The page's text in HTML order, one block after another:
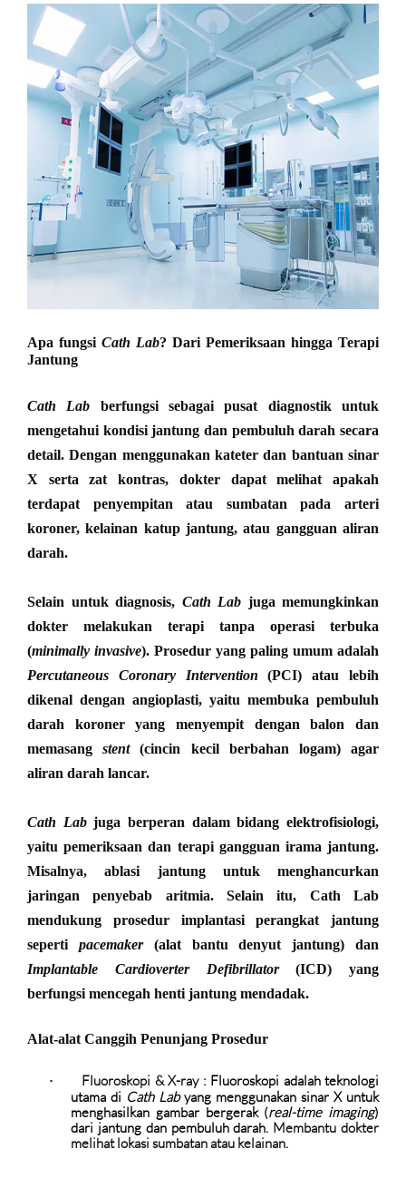
Apa fungsi Cath Lab? Dari Pemeriksaan hingga Terapi
Jantung
Cath Lab berfungsi sebagai pusat diagnostik untuk
mengetahui kondisi jantung dan pembuluh darah secara
detail. Dengan menggunakan kateter dan bantuan sinar
X serta zat kontras, dokter dapat melihat apakah
terdapat penyempitan atau sumbatan pada arteri
koroner, kelainan katup jantung, atau gangguan aliran
darah.
Selain untuk diagnosis, Cath Lab juga memungkinkan
dokter melakukan terapi tanpa operasi terbuka
(minimally invasive). Prosedur yang paling umum adalah
Percutaneous Coronary Intervention (PCI) atau lebih
dikenal dengan angioplasti, yaitu membuka pembuluh
darah koroner yang menyempit dengan balon dan
memasangstent(cincin kecil berbahan logam) agar
aliran darah lancar.
Cath Labjuga berperan dalam bidang elektrofisiologi,
yaitu pemeriksaan dan terapi gangguan irama jantung.
Misalnya, ablasi jantung untuk menghancurkan
jaringan penyebab aritmia. Selain itu, Cath Lab
mendukung prosedur implantasi perangkat jantung
seperti pacemaker(alat bantu denyut jantung) dan
Implantable Cardioverter Defibrillator(ICD) yang
berfungsi mencegah henti jantung mendadak.
Alat-alat Canggih Penunjang Prosedur
· Fluoroskopi & X-ray : Fluoroskopi adalah teknologi
utama di Cath Labyang menggunakan sinar X untuk
menghasilkan gambar bergerak (real-time imaging)
dari jantung dan pembuluh darah. Membantu dokter
melihat lokasi sumbatan atau kelainan.